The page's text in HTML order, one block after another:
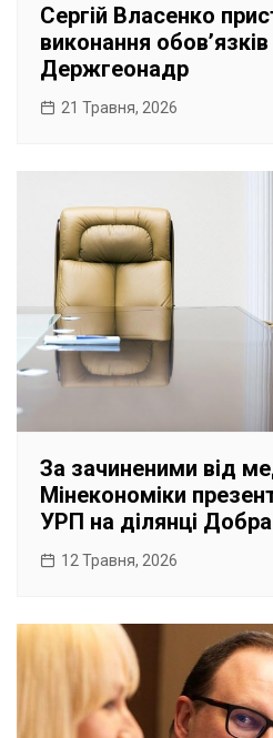
Сергій Власенко
виконання
Держгеонадр
21 Травня, 2026
За зачиненими від
Мінекономіки
УРП на ділянці
12 Травня, 2026